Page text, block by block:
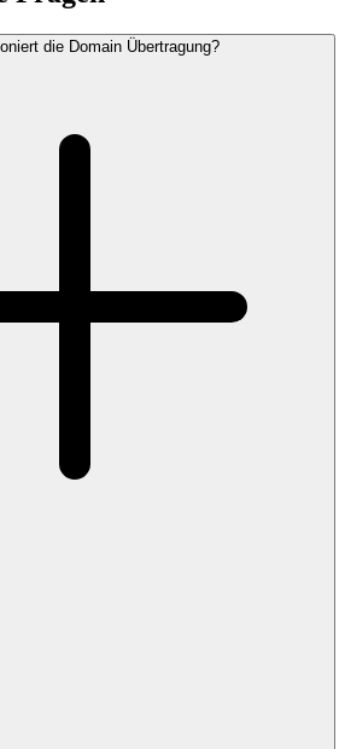
die Domain Übertragung?